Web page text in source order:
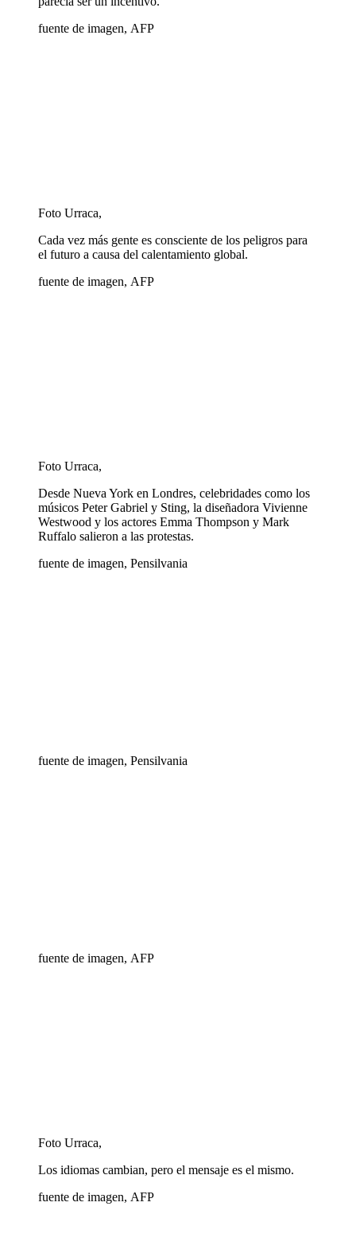
fuente de imagen, AFP
Foto Urraca,
Cada vez más gente es consciente de los peligros para
el futuro a causa del calentamiento global.
fuente de imagen, AFP
Foto Urraca,
Desde Nueva York en Londres, celebridades como los
músicos Peter Gabriel y Sting, la diseñadora Vivienne
Westwood y los actores Emma Thompson y Mark
Ruffalo salieron a las protestas.
fuente de imagen, Pensilvania
fuente de imagen, Pensilvania
fuente de imagen, AFP
Foto Urraca,
Los idiomas cambian, pero el mensaje es el mismo.
fuente de imagen, AFP